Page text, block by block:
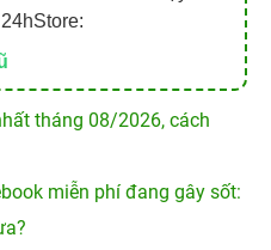
tháng 08/2026, cách
miễn phí đang gây sốt: